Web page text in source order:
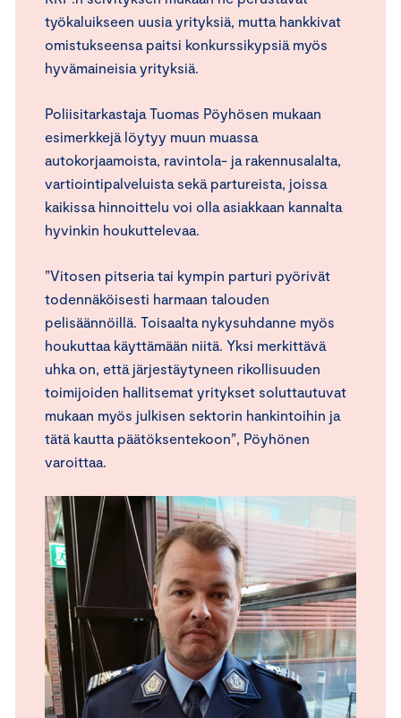
työkaluikseen uusia yrityksiä, mutta hankkivat
omistukseensa paitsi konkurssikypsiä myös
hyvämaineisia yrityksiä.
Poliisitarkastaja Tuomas Pöyhösen mukaan
esimerkkejä löytyy muun muassa
autokorjaamoista, ravintola- ja rakennusalalta,
vartiointipalveluista sekä partureista, joissa
kaikissa hinnoittelu voi olla asiakkaan kannalta
hyvinkin houkuttelevaa.
”Vitosen pitseria tai kympin parturi pyörivät
todennäköisesti harmaan talouden
pelisäännöillä. Toisaalta nykysuhdanne myös
houkuttaa käyttämään niitä. Yksi merkittävä
uhka on, että järjestäytyneen rikollisuuden
toimijoiden hallitsemat yritykset soluttautuvat
mukaan myös julkisen sektorin hankintoihin ja
tätä kautta päätöksentekoon”, Pöyhönen
varoittaa.